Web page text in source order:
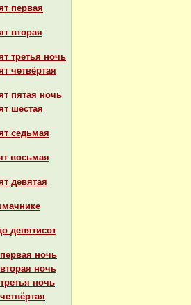
первая
втоpaя
третья ночь
четвёртая
пятая ночь
шестая
седьмая
восьмая
девятая
девятисот
ночь
ночь
ночь